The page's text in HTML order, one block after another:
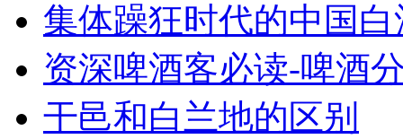
集体躁狂时代的中国白
资深啤酒客必读-啤酒
干邑和白兰地的区别